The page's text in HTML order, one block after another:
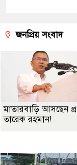
জনপ্রিয় সংবাদ
মাতারবাড়ি আসছেন
তারেক রহমান!